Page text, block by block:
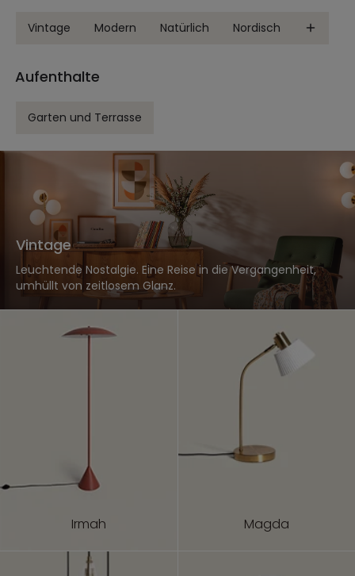
Vintage Modern Natürlich Nordisch
Aufenthalte
Garten und Terrasse
Vintage
Leuchtende Nostalgie. Eine Reise in die Vergangenheit,
umhüllt von zeitlosem Glanz.
Irmah Magda